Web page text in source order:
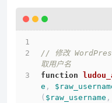
// 修改
取用户名
function
e ,
( $raw_username ,